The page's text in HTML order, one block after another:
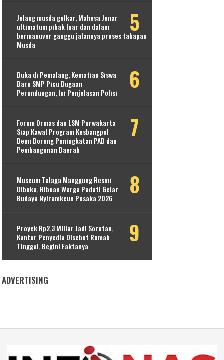
Jelang musda golkar, Mahesa Jenar
ultimatum pihak luar dan dalam
bermanuver ganggu jalannya proses tahapan
Musda
Duka di Pemalang, Kematian Siswa
Baru SMP Picu Dugaan
Perundungan, Ini Penjelasan Polisi
Forum Ormas dan LSM Purwakarta
Siap Kawal Program Kesbangpol
Demi Dorong Peningkatan PAD dan
Pembangunan Daerah
Museum Talaga Manggung Resmi
Dibuka, Ribuan Warga Padati Gelar
Budaya Nyiramkeun Pusaka 2026
Proyek Rp2,3 Miliar Jadi Sorotan,
Kantor Penyedia Disebut Rumah
Tinggal, Begini Faktanya
ADVERTISING